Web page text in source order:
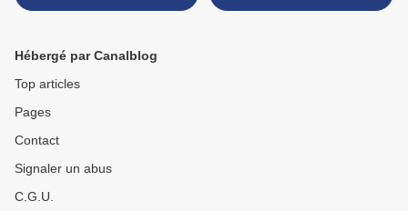
Hébergé par Canalblog
Top articles
Pages
Contact
Signaler un abus
C.G.U.